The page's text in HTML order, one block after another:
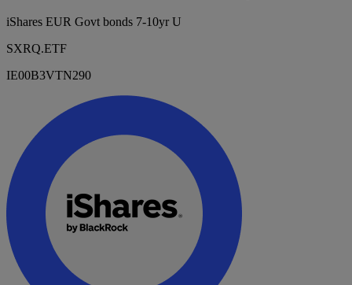
iShares EUR Govt bonds 7-10yr U
SXRQ.ETF
IE00B3VTN290